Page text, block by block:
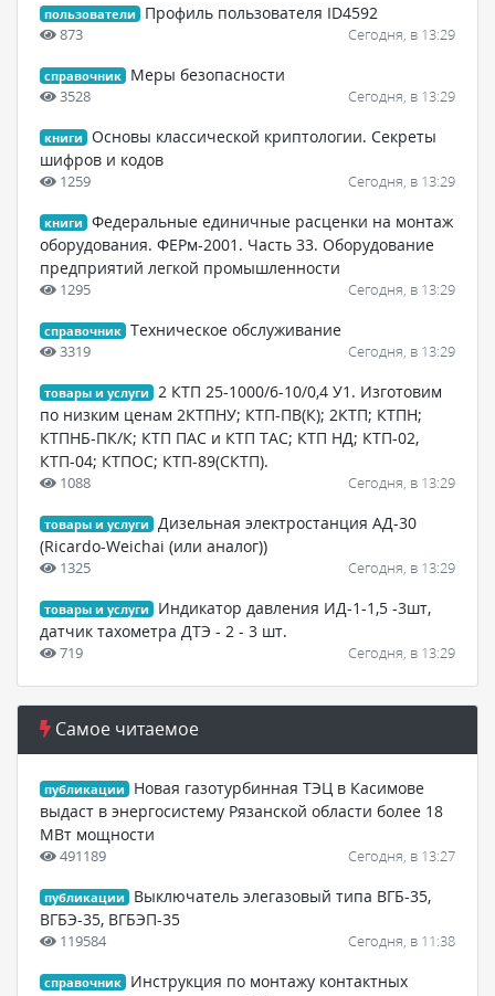
пользователи Профиль пользователя ID4592
873 Сегодня, в 13:29
справочник Меры безопасности
3528 Сегодня, в 13:29
книги
Основы классической криптологии. Секреты
шифров и кодов
1259 Сегодня, в 13:29
книги
Федеральные единичные расценки на монтаж
оборудования. ФЕРм-2001. Часть 33. Оборудование
предприятий легкой промышленности
1295 Сегодня, в 13:29
справочник Техническое обслуживание
3319 Сегодня, в 13:29
товары и услуги
2 КТП 25-1000/6-10/0,4 У1. Изготовим
по низким ценам 2КТПНУ; КТП-ПВ(К); 2КТП; КТПН;
КТПНБ-ПК/К; КТП ПАС и КТП ТАС; КТП НД; КТП-02,
КТП-04; КТПОС; КТП-89(СКТП).
1088 Сегодня, в 13:29
товары и услуги
Дизельная электростанция АД-30
(Ricardo-Weichai (или аналог))
1325 Сегодня, в 13:29
товары и услуги
Индикатор давления ИД-1-1,5 -3шт,
датчик тахометра ДТЭ - 2 - 3 шт.
719 Сегодня, в 13:29
Самое читаемое
публикации
Новая газотурбинная ТЭЦ в Касимове
выдаст в энергосистему Рязанской области более 18
МВт мощности
491189 Сегодня, в 13:27
публикации
Выключатель элегазовый типа ВГБ-35,
ВГБЭ-35, ВГБЭП-35
119584 Сегодня, в 11:38
справочник
Инструкция по монтажу контактных